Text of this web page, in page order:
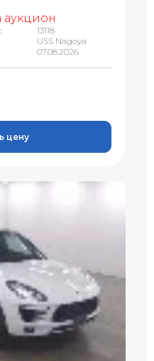
аукцион
13118
USS Nagoya
07.08.2026
цену